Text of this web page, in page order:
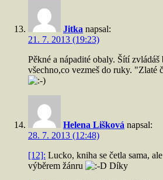
Jitka napsal:
21. 7. 2013 (19:23)
Pěkné a nápadité obaly. Šítí
všechno,co vezmeš do ruky. "Zlaté
Helena Lišková napsal:
28. 7. 2013 (12:48)
[12]: Lucko, kniha se četla sama,
výběrem žánru
Díky